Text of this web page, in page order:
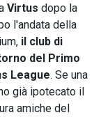
Virtus dopo la
l'andata della
il club di
del Primo
League. Se una
già ipotecato il
amiche del